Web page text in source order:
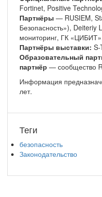
Fortinet, Positive
Партнёры — RUSIEM,
Безопасность»), Deiteriy
мониторинг, ГК
Партнёры выставки:
Образовательный
партнёр — сообщество
Информация
лет.
Теги
безопасность
Законодательство